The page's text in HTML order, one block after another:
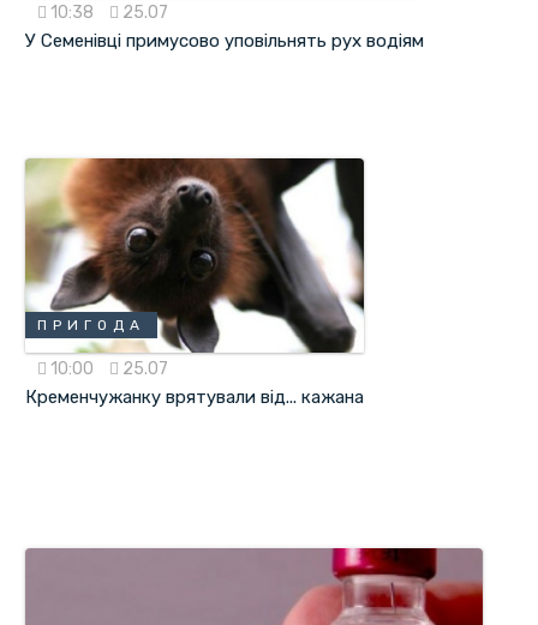
10:38 25.07
У Семенівці примусово уповільнять рух водіям
ПРИГОДА
10:00 25.07
Кременчужанку врятували від... кажана